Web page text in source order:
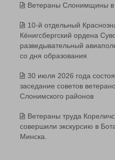
Ветераны Слонимщины в
10-й отдельный
Кёнигсбергский ордена
разведывательный
со дня образования
30 июля 2026 года
заседание советов
Слонимского районов
Ветераны труда
совершили экскурсию в
Минска.